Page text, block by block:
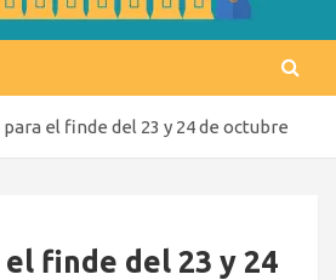
para el finde del 23 y 24 de octubre
el finde del 23 y 24